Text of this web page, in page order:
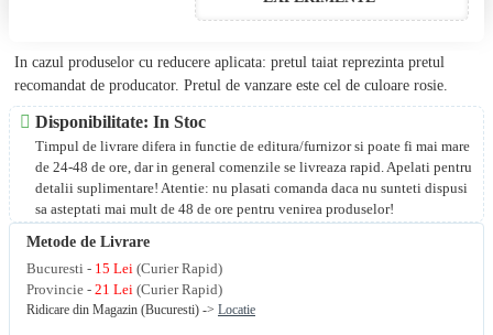
Metode de Livrare
Bucuresti - 15 Lei (Curier Rapid)
Provincie - 21 Lei (Curier Rapid)
Ridicare din Magazin (Bucuresti) -> Locatie
In cazul produselor cu reducere aplicata: pretul taiat reprezinta pretul
recomandat de producator. Pretul de vanzare este cel de culoare rosie.
Disponibilitate: In Stoc
Timpul de livrare difera in functie de editura/furnizor si poate fi mai mare
de 24-48 de ore, dar in general comenzile se livreaza rapid. Apelati pentru
detalii suplimentare! Atentie: nu plasati comanda daca nu sunteti dispusi
sa asteptati mai mult de 48 de ore pentru venirea produselor!